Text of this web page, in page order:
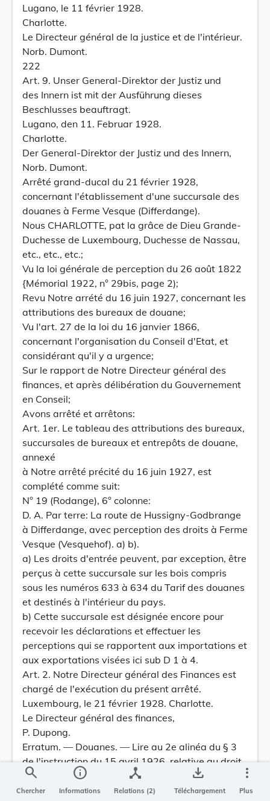
Lugano, le 11 février 1928.
Charlotte.
Le Directeur général de la justice et de l'intérieur.
Norb. Dumont.
222
Art. 9. Unser General-Direktor der Justiz und
des Innern ist mit der Ausführung dieses
Beschlusses beauftragt.
Lugano, den 11. Februar 1928.
Charlotte.
Der General-Direktor der Justiz und des Innern,
Norb. Dumont.
Arrêté grand-ducal du 21 février 1928,
concernant l'établissement d'une succursale des
douanes à Ferme Vesque (Differdange).
Nous CHARLOTTE, pat la grâce de Dieu Grande-
Duchesse de Luxembourg, Duchesse de Nassau,
etc., etc., etc.;
Vu la loi générale de perception du 26 août 1822
{Mémorial 1922, n° 29bis, page 2);
Revu Notre arrété du 16 juin 1927, concernant les
attributions des bureaux de douane;
Vu l'art. 27 de la loi du 16 janvier 1866,
concernant l'organisation du Conseil d'Etat, et
considérant qu'il y a urgence;
Sur le rapport de Notre Directeur général des
finances, et après délibération du Gouvernement
en Conseil;
Avons arrêté et arrêtons:
Art. 1er. Le tableau des attributions des bureaux,
succursales de bureaux et entrepôts de douane,
annexé
à Notre arrêté précité du 16 juin 1927, est
complété comme suit:
N° 19 (Rodange), 6° colonne:
D. A. Par terre: La route de Hussigny-Godbrange
à Differdange, avec perception des droits à Ferme
Vesque (Vesquehof). a) b).
a) Les droits d'entrée peuvent, par exception, être
perçus à cette succursale sur les bois compris
sous les numéros 633 à 634 du Tarif des douanes
et destinés à l'intérieur du pays.
b) Cette succursale est désignée encore pour
recevoir les déclarations et effectuer les
perceptions qui se rapportent aux importations et
aux exportations visées ici sub D 1 à 4.
Art. 2. Notre Directeur général des Finances est
chargé de l'exécution du présent arrêté.
Luxembourg, le 21 février 1928. Charlotte.
Le Directeur général des finances,
P. Dupong.
Erratum. — Douanes. — Lire au 2e alinéa du § 3
de l'instruction du 15 avril 1926, relative au droit
de statistique (Mémorial 1926, page 288): loi du 6
août 1849 au lieu de « loi du 6 avril 1849 ». —13
search
Chercher
info
Informations
device_hub
Relations (2)
save_alt
Téléchargement
more_vert
Plus